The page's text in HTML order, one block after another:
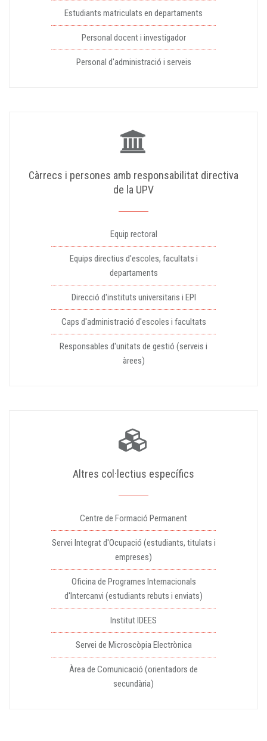
Estudiants matriculats en departaments
Personal docent i investigador
Personal d'administració i serveis
Càrrecs i persones amb responsabilitat directiva
de la UPV
Equip rectoral
Equips directius d'escoles, facultats i
departaments
Direcció d'instituts universitaris i EPI
Caps d'administració d'escoles i facultats
Responsables d'unitats de gestió (serveis i
àrees)
Altres col·lectius específics
Centre de Formació Permanent
Servei Integrat d'Ocupació (estudiants, titulats i
empreses)
Oficina de Programes Internacionals
d'Intercanvi (estudiants rebuts i enviats)
Institut IDEES
Servei de Microscòpia Electrònica
Àrea de Comunicació (orientadors de
secundària)